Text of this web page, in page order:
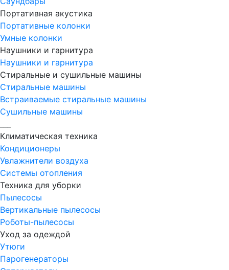
Портативная акустика
Портативные колонки
Умные колонки
Наушники и гарнитура
Наушники и гарнитура
Стиральные и сушильные машины
Стиральные машины
Встраиваемые стиральные машины
Сушильные машины
Климатическая техника
Кондиционеры
Увлажнители воздуха
Системы отопления
Техника для уборки
Пылесосы
Вертикальные пылесосы
Роботы-пылесосы
Уход за одеждой
Утюги
Парогенераторы